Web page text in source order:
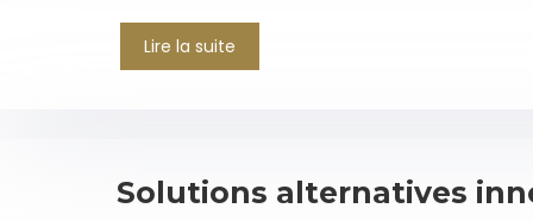
Lire la suite
Solutions alternatives